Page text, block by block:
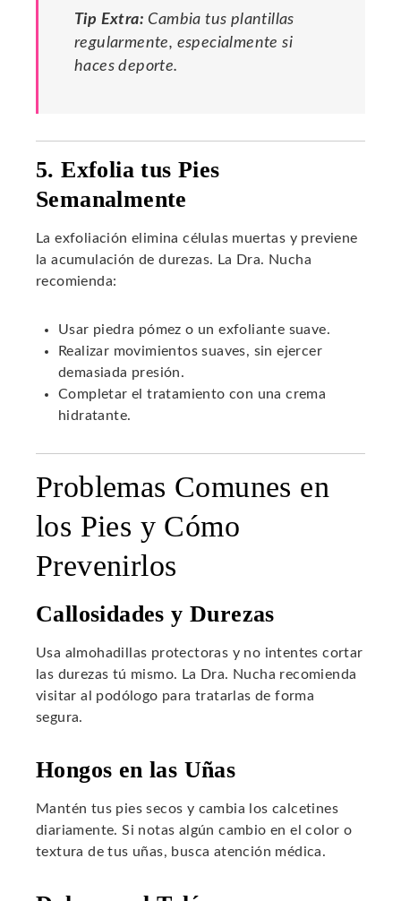
Tip Extra: Cambia tus plantillas
regularmente, especialmente si
haces deporte.
5. Exfolia tus Pies
Semanalmente
La exfoliación elimina células muertas y previene
la acumulación de durezas. La Dra. Nucha
recomienda:
Usar piedra pómez o un exfoliante suave.
Realizar movimientos suaves, sin ejercer
demasiada presión.
Completar el tratamiento con una crema
hidratante.
Problemas Comunes en
los Pies y Cómo
Prevenirlos
Callosidades y Durezas
Usa almohadillas protectoras y no intentes cortar
las durezas tú mismo. La Dra. Nucha recomienda
visitar al podólogo para tratarlas de forma
segura.
Hongos en las Uñas
Mantén tus pies secos y cambia los calcetines
diariamente. Si notas algún cambio en el color o
textura de tus uñas, busca atención médica.